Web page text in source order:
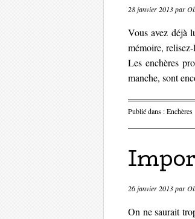
28 janvier 2013par
Vous avez déjà
mémoire,
Les enchères
manche, sont
Publié dans :Enchères
26 janvier 2013par
On ne saurait